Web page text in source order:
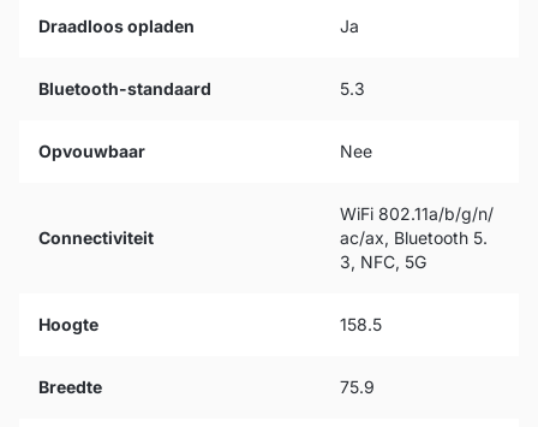
Draadloos opladen Ja
Bluetooth-standaard 5.3
Opvouwbaar Nee
Connectiviteit
WiFi 802.11a/b/g/n/
ac/ax, Bluetooth 5.
3, NFC, 5G
Hoogte 158.5
Breedte 75.9